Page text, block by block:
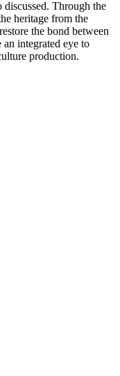
discussed. Through the
heritage from the
the bond between
integrated eye to
production.